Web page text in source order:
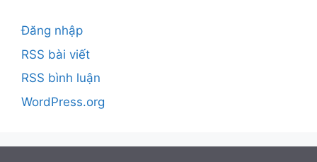
Đăng nhập
RSS bài viết
RSS bình luận
WordPress.org